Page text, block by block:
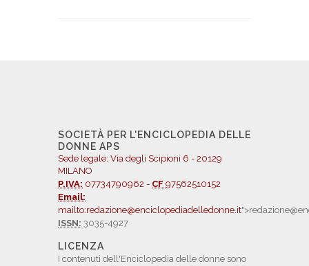
SOCIETÀ PER L'ENCICLOPEDIA DELLE
DONNE APS
Sede legale: Via degli Scipioni 6 - 20129
MILANO
P.IVA: 07734790962 - CF 97562510152
Email:
mailto:redazione@enciclopediadelledonne.it
ISSN: 3035-4927
LICENZA
I contenuti dell'Enciclopedia delle donne sono